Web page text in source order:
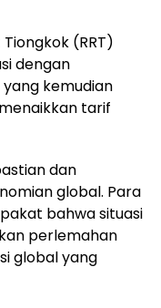
(RRT)
dengan
kemudian
tarif
dan
global. Para
bahwa situasi
perlemahan
global yang